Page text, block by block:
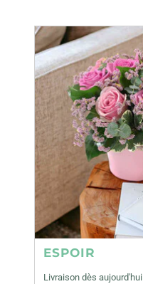
ESPOIR
Livraison dès aujourd'hui